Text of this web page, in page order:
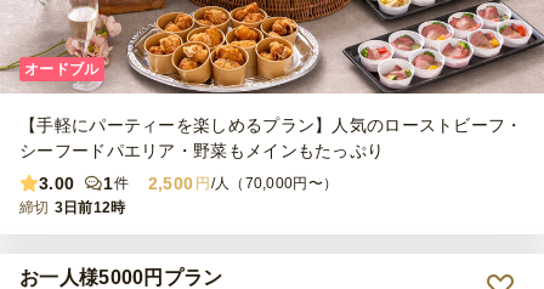
オードブル
【手軽にパーティーを楽しめるプラン】人気のローストビーフ・
シーフードパエリア・野菜もメインもたっぷり
3.00
1件 2,500 円/人（70,000円〜）
締切 3日前12時
お一人様5000円プラン